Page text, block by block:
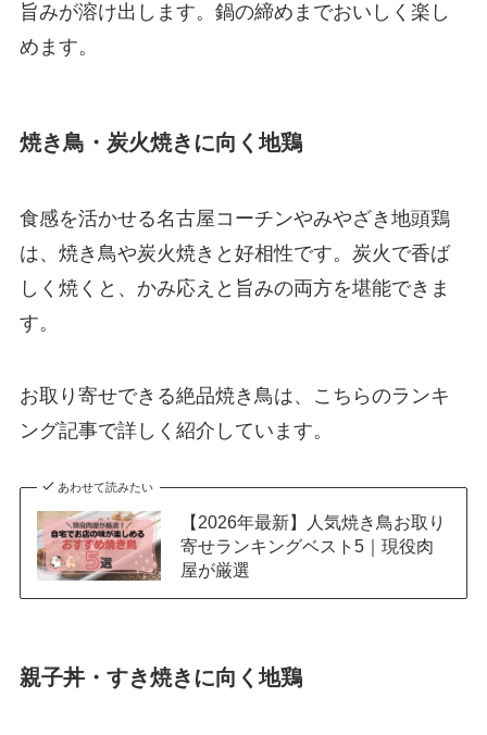
旨みが溶け出します。鍋の締めまでおいしく楽し
めます。
焼き鳥・炭火焼きに向く地鶏
食感を活かせる名古屋コーチンやみやざき地頭鶏
は、焼き鳥や炭火焼きと好相性です。炭火で香ば
しく焼くと、かみ応えと旨みの両方を堪能できま
す。
お取り寄せできる絶品焼き鳥は、こちらのランキ
ング記事で詳しく紹介しています。
あわせて読みたい
【2026年最新】人気焼き鳥お取り
寄せランキングベスト5｜現役肉
屋が厳選
親子丼・すき焼きに向く地鶏